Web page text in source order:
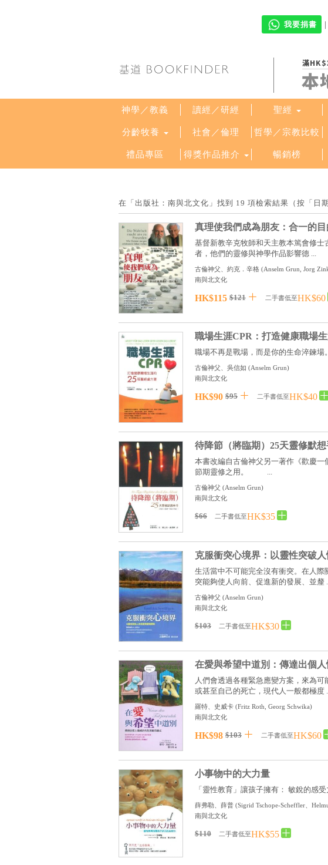
我要捐書 ｜
滿
本
神學／教義 讀經／研經 聖經
分齡牧養 社會／倫理 哲學／宗教比較
禮品專區 得獎作品推介 暢銷榜
在「出版社：南與北文化」找到 19 項檢索結果（按「日
真理使我們成為朋友：合一的目
基督新教辛克牧師和天主教本篤會修
者，他們的靈修與神學作品影響德 ...
古倫神父、約克．辛格 (Anselm Grun, Jorg
南與北文化
HK$115 $121 二手書低至HK$60
職場生涯CPR：打造健康職場
職場不再是戰場，而是你的生命淬鍊
古倫神父、吳信如 (Anselm Grun)
南與北文化
HK$90 $95 二手書低至HK$40
待降節（將臨期）25天靈修默
本書改編自古倫神父另一著作《歡慶
節期靈修之用。 ...
古倫神父 (Anselm Grun)
南與北文化
$66 二手書低至HK$35
克服衝突心境界：以靈性突破
生活當中不可能完全沒有衝突。在人
突能夠使人向前、促進新的發展、並釐
古倫神父 (Anselm Grun)
南與北文化
$103 二手書低至HK$30
在愛與希望中道別：傳達出個
人們會透過各種緊急應變方案，來為
或甚至自己的死亡，現代人一般都極度
羅特、史威卡 (Fritz Roth, Georg Schwika)
南與北文化
HK$98 $103 二手書低至HK$60
小事物中的大力量
「靈性教育」讓孩子擁有： 敏銳的感
薛弗勒、薛普 (Sigrid Tschope-Scheffler、
南與北文化
$110 二手書低至HK$55